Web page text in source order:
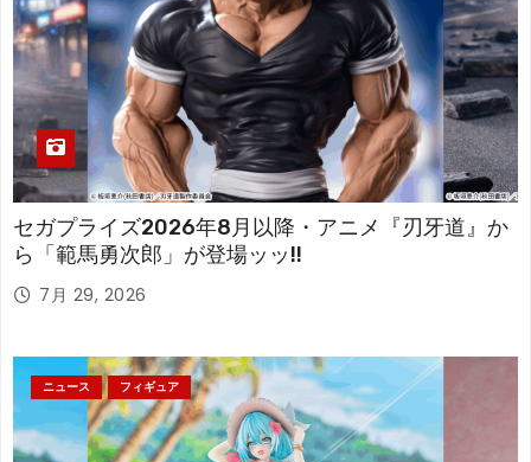
セガプライズ2026年8月以降・アニメ『刃牙道』か
ら「範馬勇次郎」が登場ッッ!!
7月 29, 2026
ニュース フィギュア